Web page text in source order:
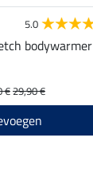
5.0
bodywarmer
€29,90 €